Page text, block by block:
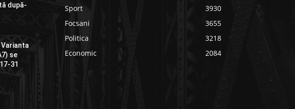
după-
se
31
Sport
3930
Focsani
3655
Politica
3218
Economic
2084